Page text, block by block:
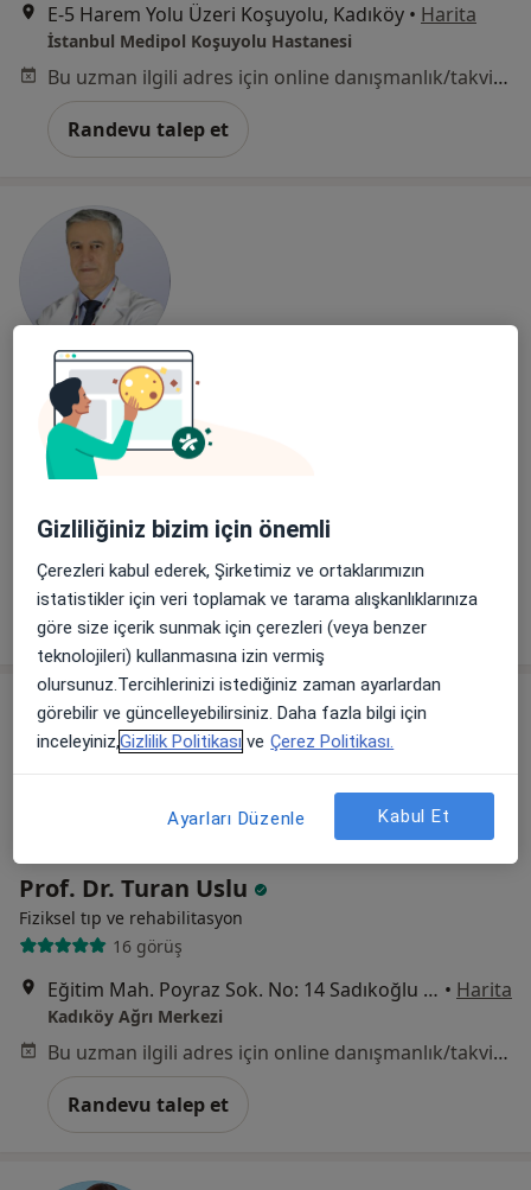
E-5 Harem Yolu Üzeri Koşuyolu, Kadıköy • Harita
İstanbul Medipol Koşuyolu Hastanesi
Bu uzman ilgili adres için online danışmanlık/takvim sunmuyor.
Randevu talep et
Prof. Dr. Hasan Dursun
Fiziksel tıp ve rehabilitasyon
3 görüş
Özel Çakmak Erdem Hastanesi
Randevu talep et
Prof. Dr. Turan Uslu
Fiziksel tıp ve rehabilitasyon
16 görüş
Eğitim Mah. Poyraz Sok. No: 14 Sadıkoğlu 4 İş Merkezi D:Kat: 3/39, Hasanpaşa, Kadıköy/İstanbul, İstanbul • Harita
Kadıköy Ağrı Merkezi
Bu uzman ilgili adres için online danışmanlık/takvim sunmuyor.
Randevu talep et
Gizliliğiniz bizim için önemli
Çerezleri kabul ederek, Şirketimiz ve ortaklarımızın
istatistikler için veri toplamak ve tarama alışkanlıklarınıza
göre size içerik sunmak için çerezleri (veya benzer
teknolojileri) kullanmasına izin vermiş
olursunuz.Tercihlerinizi istediğiniz zaman ayarlardan
görebilir ve güncelleyebilirsiniz. Daha fazla bilgi için
inceleyiniz,Gizlilik Politikası ve Çerez Politikası.
Ayarları Düzenle Kabul Et